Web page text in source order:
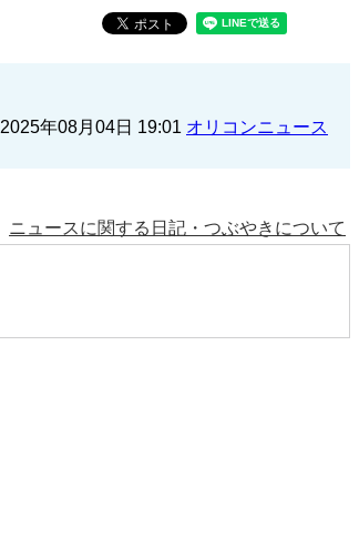
2025年08月04日 19:01 オリコンニュース
ニュースに関する日記・つぶやきについて